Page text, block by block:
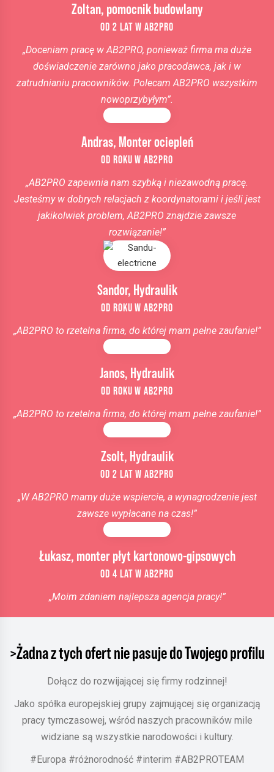
Zoltan, pomocnik budowlany
OD 2 LAT W AB2PRO
„Doceniam pracę w AB2PRO, ponieważ firma ma duże
doświadczenie zarówno jako pracodawca, jak i w
zatrudnianiu pracowników. Polecam AB2PRO wszystkim
nowoprzybyłym”.
Andras, Monter ociepleń
OD ROKU W AB2PRO
„AB2PRO zapewnia nam szybką i niezawodną pracę.
Jesteśmy w dobrych relacjach z koordynatorami i jeśli jest
jakikolwiek problem, AB2PRO znajdzie zawsze
rozwiązanie!”
Sandor, Hydraulik
OD ROKU W AB2PRO
„AB2PRO to rzetelna firma, do której mam pełne zaufanie!”
Janos, Hydraulik
OD ROKU W AB2PRO
„AB2PRO to rzetelna firma, do której mam pełne zaufanie!”
Zsolt, Hydraulik
OD 2 LAT W AB2PRO
„W AB2PRO mamy duże wspiercie, a wynagrodzenie jest
zawsze wypłacane na czas!”
Łukasz, monter płyt kartonowo-gipsowych
OD 4 LAT W AB2PRO
„Moim zdaniem najlepsza agencja pracy!”
>Żadna z tych ofert nie pasuje do Twojego profilu
Dołącz do rozwijającej się firmy rodzinnej!
Jako spółka europejskiej grupy zajmującej się organizacją
pracy tymczasowej, wśród naszych pracowników mile
widziane są wszystkie narodowości i kultury.
#Europa #różnorodność #interim #AB2PROTEAM